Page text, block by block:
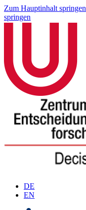
Zum Hauptinhalt springen
springen
DE
EN